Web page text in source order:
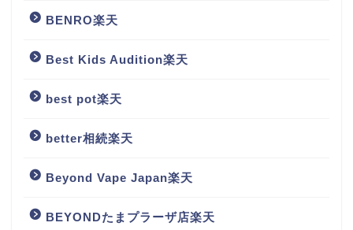
BENRO楽天
Best Kids Audition楽天
best pot楽天
better相続楽天
Beyond Vape Japan楽天
BEYONDたまプラーザ店楽天